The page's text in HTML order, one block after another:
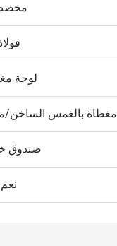
لوحة
مغطاة بالغمس
صندوق
نعم